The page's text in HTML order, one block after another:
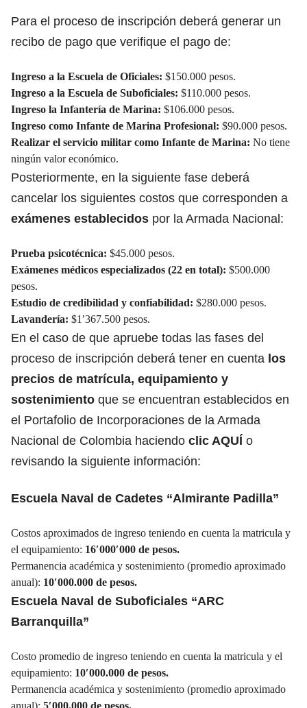
Para el proceso de inscripción deberá generar un
recibo de pago que verifique el pago de:
Ingreso a la Escuela de Oficiales: $150.000 pesos.
Ingreso a la Escuela de Suboficiales: $110.000 pesos.
Ingreso la Infantería de Marina: $106.000 pesos.
Ingreso como Infante de Marina Profesional: $90.000 pesos.
Realizar el servicio militar como Infante de Marina: No tiene
ningún valor económico.
Posteriormente, en la siguiente fase deberá
cancelar los siguientes costos que corresponden a
exámenes establecidos por la Armada Nacional:
Prueba psicotécnica: $45.000 pesos.
Exámenes médicos especializados (22 en total): $500.000
pesos.
Estudio de credibilidad y confiabilidad: $280.000 pesos.
Lavandería: $1′367.500 pesos.
En el caso de que apruebe todas las fases del
proceso de inscripción deberá tener en cuenta los
precios de matrícula, equipamiento y
sostenimiento que se encuentran establecidos en
el Portafolio de Incorporaciones de la Armada
Nacional de Colombia haciendo clic AQUÍ o
revisando la siguiente información:
Escuela Naval de Cadetes “Almirante Padilla”
Costos aproximados de ingreso teniendo en cuenta la matricula y
el equipamiento: 16′000′000 de pesos.
Permanencia académica y sostenimiento (promedio aproximado
anual): 10′000.000 de pesos.
Escuela Naval de Suboficiales “ARC
Barranquilla”
Costo promedio de ingreso teniendo en cuenta la matricula y el
equipamiento: 10′000.000 de pesos.
Permanencia académica y sostenimiento (promedio aproximado
anual): 5′000.000 de pesos.